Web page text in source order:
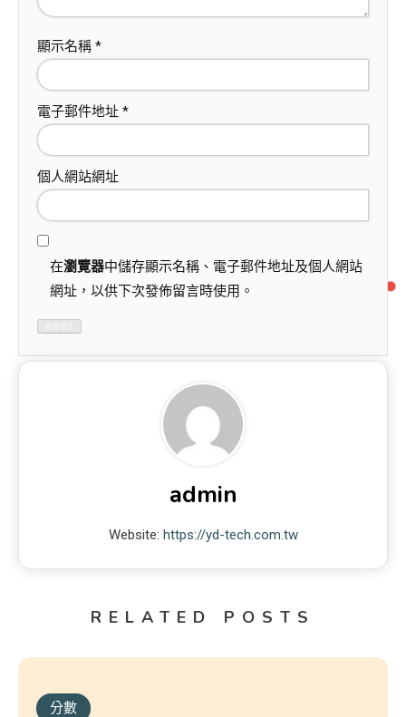
顯示名稱 *
電子郵件地址 *
個人網站網址
在瀏覽器中儲存顯示名稱、電子郵件地址及個人網站
網址，以供下次發佈留言時使用。
admin
Website: https://yd-tech.com.tw
RELATED POSTS
分數